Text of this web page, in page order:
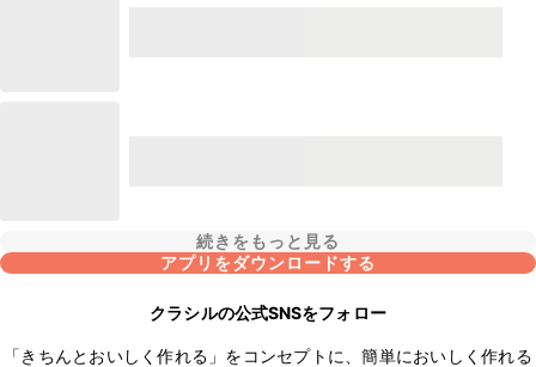
続きをもっと見る
アプリをダウンロードする
クラシルの公式SNSをフォロー
「きちんとおいしく作れる」をコンセプトに、簡単においしく作れる